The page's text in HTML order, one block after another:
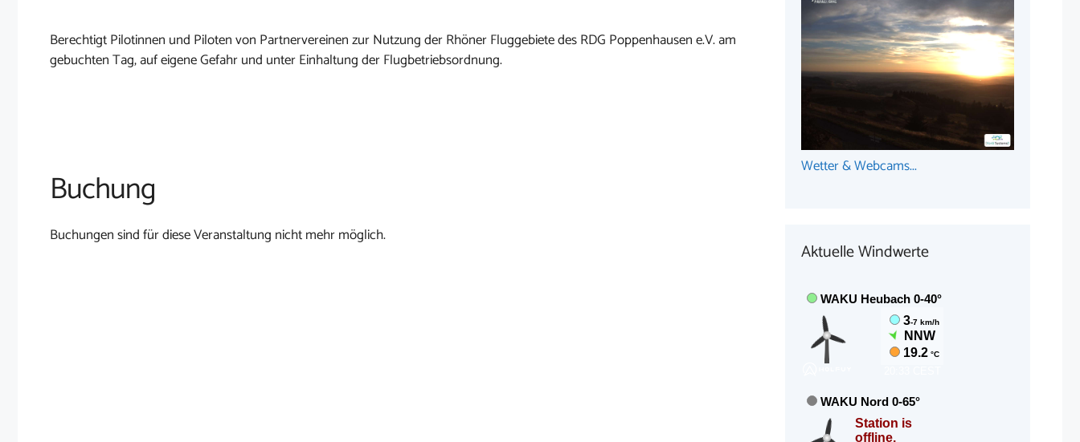
Berechtigt Pilotinnen und Piloten von Partnervereinen zur Nutzung der Rhöner Fluggebiete des RDG Poppenhausen e.V. am
gebuchten Tag, auf eigene Gefahr und unter Einhaltung der Flugbetriebsordnung.
Buchung
Buchungen sind für diese Veranstaltung nicht mehr möglich.
Wetter & Webcams...
Aktuelle Windwerte